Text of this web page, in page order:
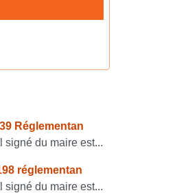
Réglementan
signé du maire est...
réglementan
signé du maire est...